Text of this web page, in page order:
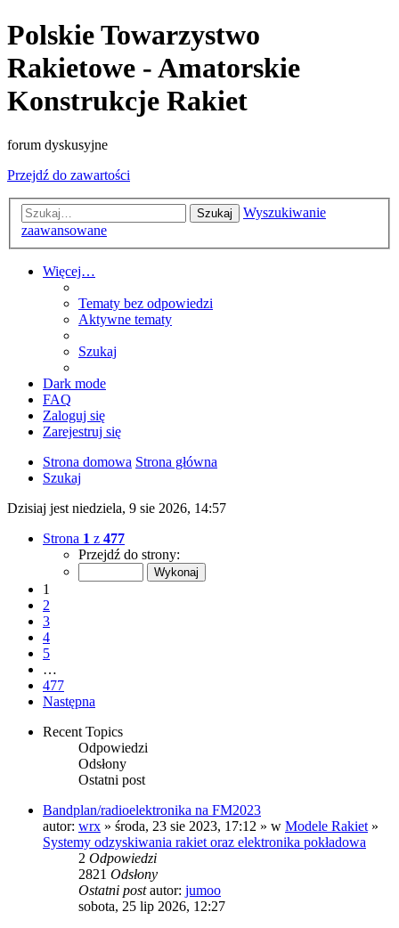
Polskie Towarzystwo
Rakietowe - Amatorskie
Konstrukcje Rakiet
forum dyskusyjne
Przejdź do zawartości
Szukaj
Wyszukiwanie
zaawansowane
Więcej…
Tematy bez odpowiedzi
Aktywne tematy
Szukaj
Dark mode
FAQ
Zaloguj się
Zarejestruj się
Strona domowa Strona główna
Szukaj
Dzisiaj jest niedziela, 9 sie 2026, 14:57
Strona 1 z 477
Przejdź do strony:
1
2
3
4
5
…
477
Następna
Recent Topics
Odpowiedzi
Odsłony
Ostatni post
Bandplan/radioelektronika na FM2023
autor: wrx » środa, 23 sie 2023, 17:12 » w Modele Rakiet»
Systemy odzyskiwania rakiet oraz elektronika pokładowa
2 Odpowiedzi
2821 Odsłony
Ostatni postautor: jumoo
sobota, 25 lip 2026, 12:27